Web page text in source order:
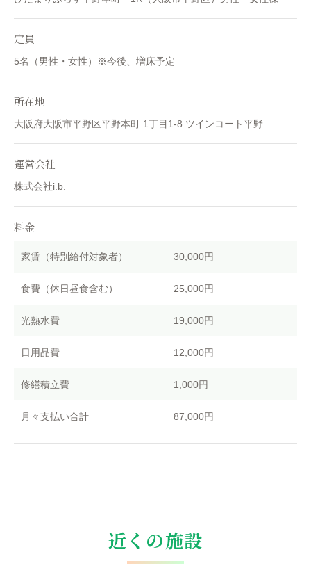
定員
5名（男性・女性）※今後、増床予定
所在地
大阪府大阪市平野区平野本町 1丁目1-8 ツインコート平野
運営会社
株式会社i.b.
料金
家賃（特別給付対象者） 30,000円
食費（休日昼食含む） 25,000円
光熱水費 19,000円
日用品費 12,000円
修繕積立費 1,000円
月々支払い合計 87,000円
近くの施設